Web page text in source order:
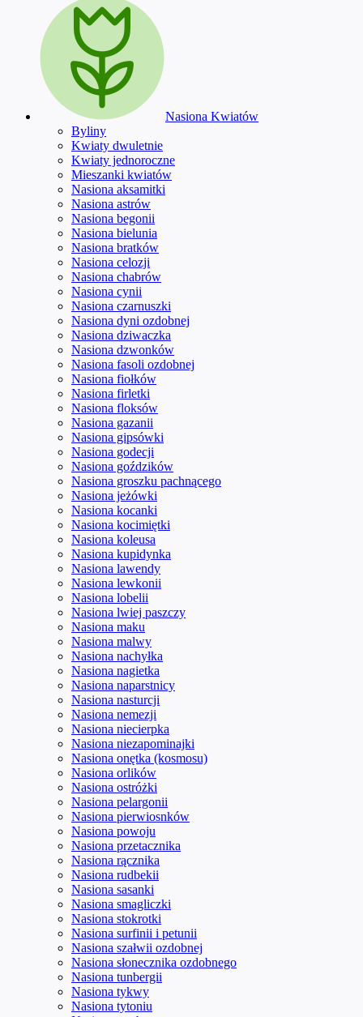
Nasiona Kwiatów
Byliny
Kwiaty dwuletnie
Kwiaty jednoroczne
Mieszanki kwiatów
Nasiona aksamitki
Nasiona astrów
Nasiona begonii
Nasiona bielunia
Nasiona bratków
Nasiona celozji
Nasiona chabrów
Nasiona cynii
Nasiona czarnuszki
Nasiona dyni ozdobnej
Nasiona dziwaczka
Nasiona dzwonków
Nasiona fasoli ozdobnej
Nasiona fiołków
Nasiona firletki
Nasiona floksów
Nasiona gazanii
Nasiona gipsówki
Nasiona godecji
Nasiona goździków
Nasiona groszku pachnącego
Nasiona jeżówki
Nasiona kocanki
Nasiona kocimiętki
Nasiona koleusa
Nasiona kupidynka
Nasiona lawendy
Nasiona lewkonii
Nasiona lobelii
Nasiona lwiej paszczy
Nasiona maku
Nasiona malwy
Nasiona nachyłka
Nasiona nagietka
Nasiona naparstnicy
Nasiona nasturcji
Nasiona nemezji
Nasiona niecierpka
Nasiona niezapominajki
Nasiona onętka (kosmosu)
Nasiona orlików
Nasiona ostróżki
Nasiona pelargonii
Nasiona pierwiosnków
Nasiona powoju
Nasiona przetacznika
Nasiona rącznika
Nasiona rudbekii
Nasiona sasanki
Nasiona smagliczki
Nasiona stokrotki
Nasiona surfinii i petunii
Nasiona szałwii ozdobnej
Nasiona słonecznika ozdobnego
Nasiona tunbergii
Nasiona tykwy
Nasiona tytoniu